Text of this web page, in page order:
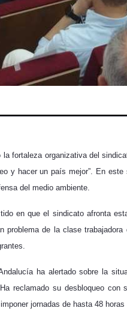
fortaleza organizativa del
y hacer un país mejor”. En
del medio ambiente.
en que el sindicato afronta
problema de la clase
ha alertado sobre la
reclamado su desbloqueo
jornadas de hasta 48